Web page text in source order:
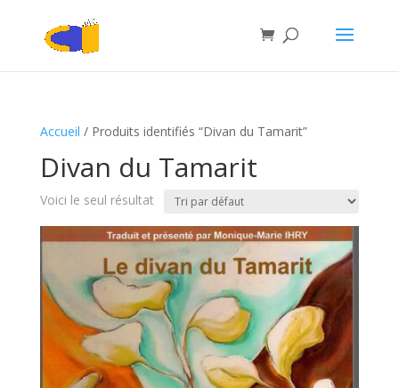
Accueil / Produits identifiés “Divan du Tamarit”
Divan du Tamarit
Voici le seul résultat